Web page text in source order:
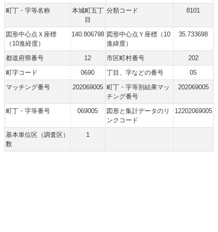
町丁・字等名称
本城町五丁
目
分類コード 8101
図形中心点Ｘ座標
（10進経度）
140.806798 図形中心点Ｙ座標（10
進緯度）
35.733698
都道府県番号 12 市区町村番号
202
町字コード
0690 丁目、字などの番号
05
マッチング番号
202069005 町丁・字等別結果マッ
チング番号
202069005
町丁・字等番号 069005
図形と集計データのリ
ンクコード
12202069005
基本単位区（調査区）
数
1